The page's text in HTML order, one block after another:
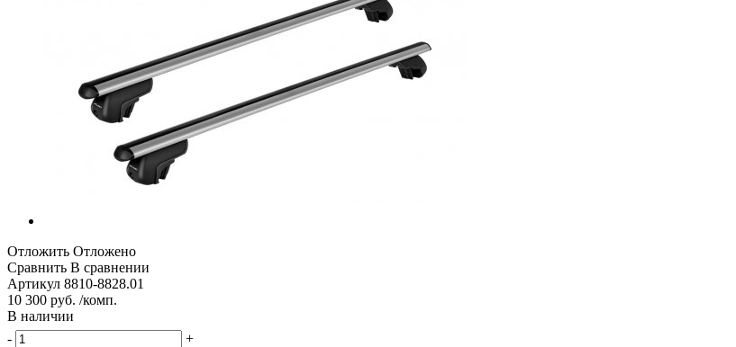
Отложить Отложено
Сравнить В сравнении
Артикул 8810-8828.01
10 300 руб. /комп.
В наличии
-
+